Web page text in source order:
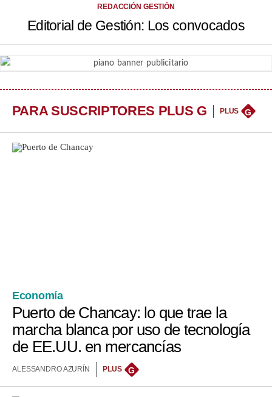
REDACCIÓN GESTIÓN
Editorial de Gestión: Los convocados
PARA SUSCRIPTORES PLUS G PLUS G
Economía
Puerto de Chancay: lo que trae la
marcha blanca por uso de tecnología
de EE.UU. en mercancías
ALESSANDRO AZURÍN PLUS G